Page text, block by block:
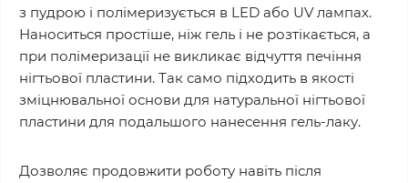
з пудрою і полімеризується в LED або UV лампах.
Наноситься простіше, ніж гель і не розтікається, а
при полімеризації не викликає відчуття печіння
нігтьової пластини. Так само підходить в якості
зміцнювальної основи для натуральної нігтьової
пластини для подальшого нанесення гель-лаку.
Дозволяє продовжити роботу навіть після